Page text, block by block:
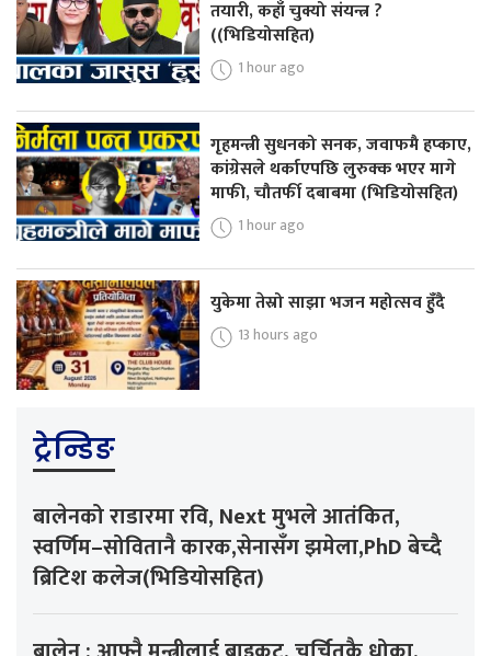
तयारी, कहाँ चुक्यो संयन्त्र ?
((भिडियोसहित)
1 hour ago
गृहमन्त्री सुधनको सनक, जवाफमै हप्काए,
कांग्रेसले थर्काएपछि लुरुक्क भएर मागे
माफी, चौतर्फी दबाबमा (भिडियोसहित)
1 hour ago
युकेमा तेस्रो साझा भजन महोत्सव हुँदै
13 hours ago
ट्रेन्डिङ
बालेनको राडारमा रवि, Next मुभले आतंकित,
स्वर्णिम–सोवितानै कारक,सेनासँग झमेला,PhD बेच्दै
ब्रिटिश कलेज(भिडियोसहित)